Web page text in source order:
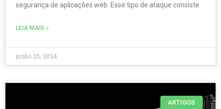
segurança de aplicações web. Esse tipo de ataque consiste
LEIA MAIS »
junho 25, 2024
ARTIGOS